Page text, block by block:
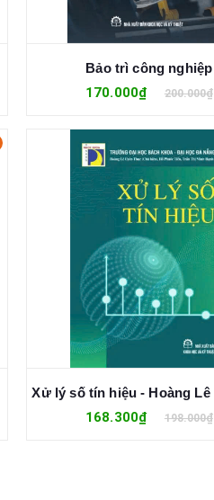
Bảo trì công nghiệp
170.000₫ 200.000₫
168.300₫ 198.000₫